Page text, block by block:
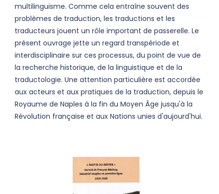
multilinguisme. Comme cela entraîne souvent des
problèmes de traduction, les traductions et les
traducteurs jouent un rôle important de passerelle. Le
présent ouvrage jette un regard transpériode et
interdisciplinaire sur ces processus, du point de vue de
la recherche historique, de la linguistique et de la
traductologie. Une attention particulière est accordée
aux acteurs et aux pratiques de la traduction, depuis le
Royaume de Naples à la fin du Moyen Âge jusqu'à la
Révolution française et aux Nations unies d'aujourd'hui.